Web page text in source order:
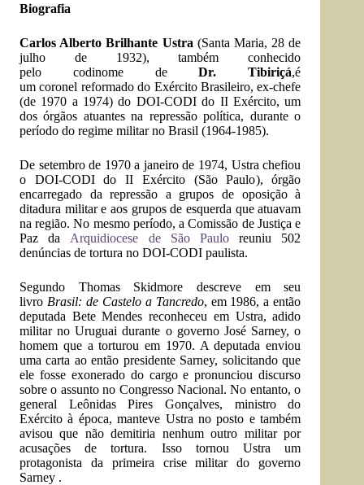
Biografia
Carlos Alberto Brilhante Ustra (Santa Maria, 28 de
julho de 1932), também conhecido
pelo codinomedeDr. Tibiriçá,é
umcoronel reformado do Exército Brasileiro, ex-chefe
(de 1970 a 1974) do DOI-CODIdo II Exército, um
dos órgãos atuantes na repressão política, durante o
período do regime militar no Brasil (1964-1985).
De setembro de 1970 a janeiro de 1974, Ustra chefiou
o DOI-CODI do II Exército (São Paulo), órgão
encarregado da repressão a grupos de oposição à
ditadura militar e aos grupos de esquerda que atuavam
na região. No mesmo período, a Comissão de Justiça e
Paz da Arquidiocese de São Paulo
reuniu 502
denúncias de tortura no DOI-CODI paulista.
Segundo Thomas Skidmore descreve em seu
livro Brasil: de Castelo a Tancredo, em 1986, a então
deputada Bete Mendes reconheceu em Ustra, adido
militar noUruguai durante o governo José Sarney, o
homem que a torturou em 1970. A deputada enviou
uma carta ao então presidente Sarney, solicitando que
ele fosse exonerado do cargo e pronunciou discurso
sobre o assunto no Congresso Nacional. No entanto, o
general Leônidas Pires Gonçalves, ministro do
Exército à época, manteve Ustra no posto e também
avisou que não demitiria nenhum outro militar por
acusações detortura. Isso tornou Ustra um
protagonista da primeira crise militar do governo
Sarney .